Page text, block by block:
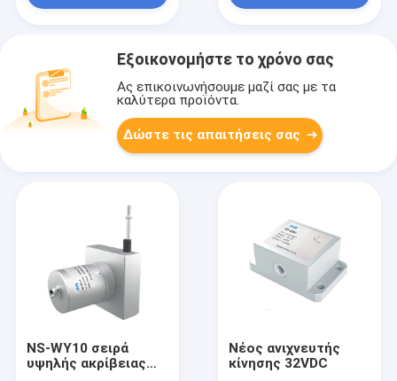
Εξοικονομήστε το χρόνο σας
Ας επικοινωνήσουμε μαζί σας με τα
καλύτερα προϊόντα.
Δώστε τις απαιτήσεις σας
NS-WY10 σειρά
υψηλής ακρίβειας
Νέος ανιχνευτής
κίνησης 32VDC